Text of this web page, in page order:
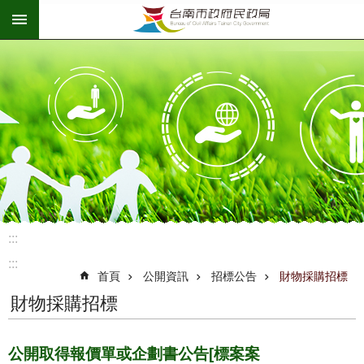
跳到主要內容區塊
:::
:::
首頁 公開資訊 招標公告 財物採購招標
財物採購招標
公開取得報價單或企劃書公告[標案案